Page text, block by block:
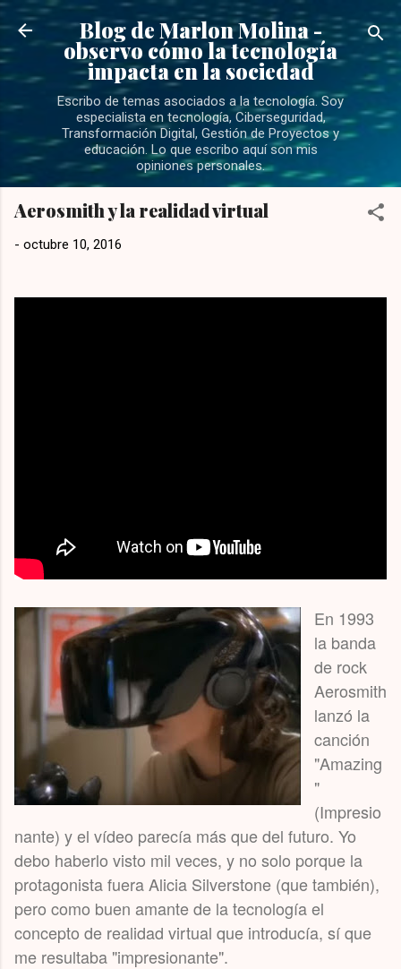
Ir al contenido principal
Blog de Marlon Molina -
observo cómo la tecnología
impacta en la sociedad
Escribo de temas asociados a la tecnología. Soy
especialista en tecnología, Ciberseguridad,
Transformación Digital, Gestión de Proyectos y
educación. Lo que escribo aquí son mis
opiniones personales.
Aerosmith y la realidad virtual
- octubre 10, 2016
En 1993
la banda
de rock
Aerosmith
lanzó la
canción
"Amazing
"
(Impresio
nante) y el vídeo parecía más que del futuro. Yo
debo haberlo visto mil veces, y no solo porque la
protagonista fuera Alicia Silverstone (que también),
pero como buen amante de la tecnología el
concepto de realidad virtual que introducía, sí que
me resultaba "impresionante".